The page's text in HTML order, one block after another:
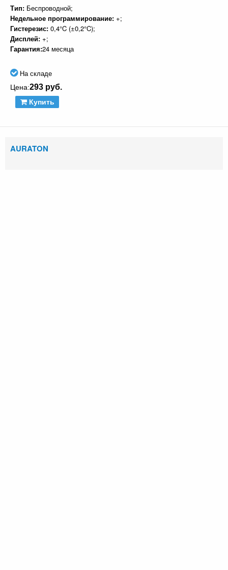
Тип: Беспроводной;
Недельное программирование: +;
Гистерезис: 0,4°C (±0,2°C);
Дисплей: +;
Гарантия:24 месяца
На складе
Цена:293 руб.
Купить
AURATON